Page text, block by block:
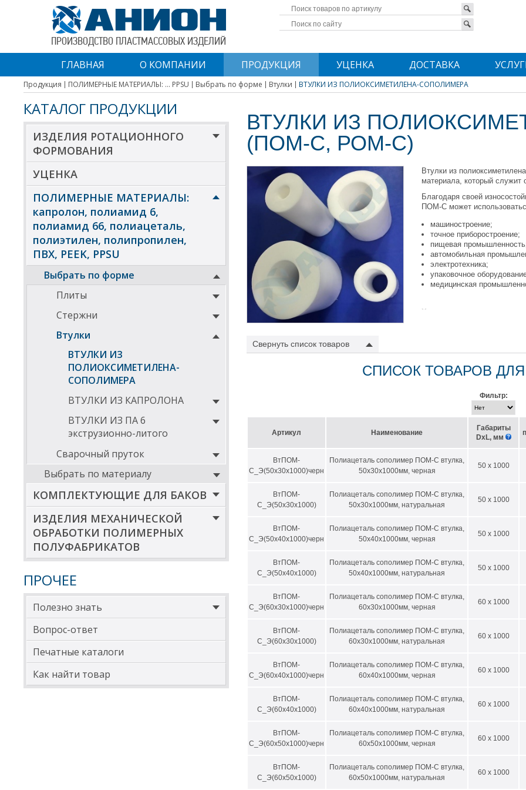
ПРОИЗВОДСТВО ПЛАСТМАССОВЫХ ИЗДЕЛИЙ
ГЛАВНАЯ О КОМПАНИИ ПРОДУКЦИЯ УЦЕНКА ДОСТАВКА
Продукция ПОЛИМЕРНЫЕ МАТЕРИАЛЫ: ... PPSU Выбрать по форме Втулки ВТУЛКИ ИЗ ПОЛИОКСИМЕТИЛЕНА-СОПОЛИМЕРА
КАТАЛОГ ПРОДУКЦИИ
ИЗДЕЛИЯ РОТАЦИОННОГО
ФОРМОВАНИЯ
УЦЕНКА
ПОЛИМЕРНЫЕ МАТЕРИАЛЫ:
капролон, полиамид 6,
полиамид 66, полиацеталь,
полиэтилен, полипропилен,
ПВХ, PEEK, PPSU
Выбрать по форме
Плиты
Стержни
Втулки
ВТУЛКИ ИЗ
ПОЛИОКСИМЕТИЛЕНА-
СОПОЛИМЕРА
ВТУЛКИ ИЗ КАПРОЛОНА
ВТУЛКИ ИЗ ПА 6
экструзионно-литого
Сварочный пруток
Выбрать по материалу
КОМПЛЕКТУЮЩИЕ ДЛЯ БАКОВ
ИЗДЕЛИЯ МЕХАНИЧЕСКОЙ
ОБРАБОТКИ ПОЛИМЕРНЫХ
ПОЛУФАБРИКАТОВ
ПРОЧЕЕ
Полезно знать
Вопрос-ответ
Печатные каталоги
Как найти товар
ВТУЛКИ ИЗ
(ПОМ-С, РОМ-С)
Втулки из
материала, который служит
Благодаря своей
ПОМ-С может
машиностроение;
точное приборостроение;
пищевая
автомобильная
электротехника;
упаковочное
медицинская
Характеристики материала:
хорошие свойства
незначительное
допускается контакт с
поддерживает горение;
высокая устойчивость
допускает лазерную
хорошая механическая
Температурный диапазон
Химическая стойкость:
устойчив к воздействию углеводородов, щелочи, кетонов, жиров,
не устойчив к галогенам, кислотам, окислителям.
Размеры втулок из ПОМ производства ООО «АНИОН»:
1000 от 50 до 100
от 50 до 100
*Внутренний диаметр втулок производится в диапазоне между
Ознакомиться с размерами втулок из ПОМ-С производства ROCHLING
Для заказа втулок обращайтесь к нашим менеджерам
Свернуть список товаров
СПИСОК ТОВАРОВ
Фильтр:
Артикул Наименование
Габариты
DхL, мм
ВтПOM-
С_Э(50х30х1000)черн
Полиацеталь сополимер ПОМ-С втулка,
50х30х1000мм, черная
50 x 1000
ВтПОМ-
С_Э(50х30х1000)
Полиацеталь сополимер ПОМ-С втулка,
50х30х1000мм, натуральная
50 x 1000
ВтПOM-
С_Э(50х40х1000)черн
Полиацеталь сополимер ПОМ-С втулка,
50х40х1000мм, черная
50 x 1000
ВтПОМ-
С_Э(50х40х1000)
Полиацеталь сополимер ПОМ-С втулка,
50х40х1000мм, натуральная
50 x 1000
ВтПOM-
С_Э(60х30х1000)черн
Полиацеталь сополимер ПОМ-С втулка,
60х30х1000мм, черная
60 x 1000
ВтПОМ-
С_Э(60х30х1000)
Полиацеталь сополимер ПОМ-С втулка,
60х30х1000мм, натуральная
60 x 1000
ВтПOM-
С_Э(60х40х1000)черн
Полиацеталь сополимер ПОМ-С втулка,
60х40х1000мм, черная
60 x 1000
ВтПОМ-
С_Э(60х40х1000)
Полиацеталь сополимер ПОМ-С втулка,
60х40х1000мм, натуральная
60 x 1000
ВтПOM-
С_Э(60х50х1000)черн
Полиацеталь сополимер ПОМ-С втулка,
60х50х1000мм, черная
60 x 1000
ВтПОМ-
С_Э(60х50х1000)
Полиацеталь сополимер ПОМ-С втулка,
60х50х1000мм, натуральная
60 x 1000